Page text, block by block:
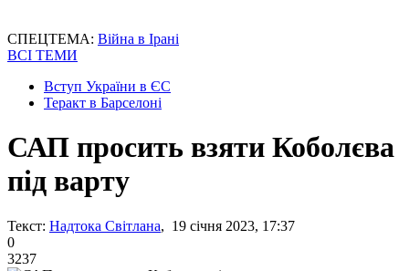
СПЕЦТЕМА: Війна в Ірані
ВСІ ТЕМИ
Вступ України в ЄС
Теракт в Барселоні
САП просить взяти Коболєва
під варту
Текст: Надтока Світлана, 19 січня 2023, 17:37
0
3237